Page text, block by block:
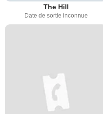
The Hill
Date de sortie inconnue